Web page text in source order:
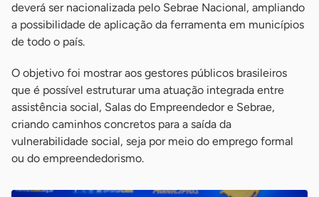
deverá ser nacionalizada pelo Sebrae Nacional, ampliando
a possibilidade de aplicação da ferramenta em municípios
de todo o país.
O objetivo foi mostrar aos gestores públicos brasileiros
que é possível estruturar uma atuação integrada entre
assistência social, Salas do Empreendedor e Sebrae,
criando caminhos concretos para a saída da
vulnerabilidade social, seja por meio do emprego formal
ou do empreendedorismo.